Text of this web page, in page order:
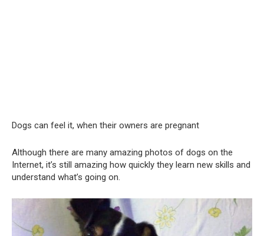
Dogs can feel it, when their owners are pregnant
Although there are many amazing photos of dogs on the
Internet, it’s still amazing how quickly they learn new skills and
understand what’s going on.